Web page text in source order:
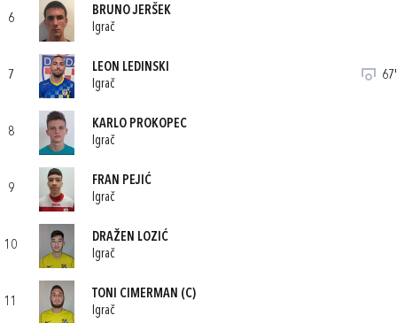
6
BRUNO JERŠEK
Igrač
7
LEON LEDINSKI
Igrač
67'
8
KARLO PROKOPEC
Igrač
9
FRAN PEJIĆ
Igrač
10
DRAŽEN LOZIĆ
Igrač
11
TONI CIMERMAN (C)
Igrač